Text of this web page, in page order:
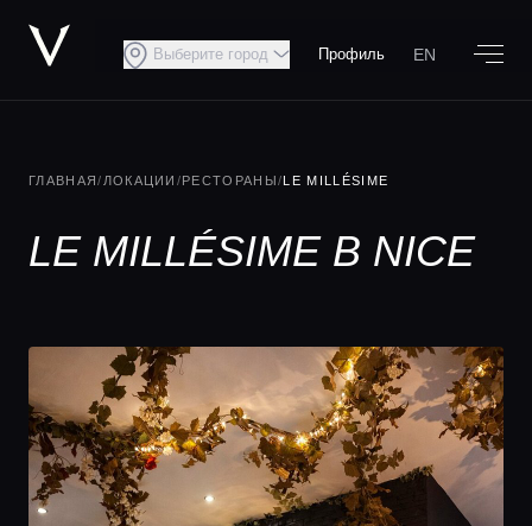
Выберите город Профиль EN
ГЛАВНАЯ/ ЛОКАЦИИ /РЕСТОРАНЫ/LE MILLÉSIME
LE MILLÉSIME В NICE